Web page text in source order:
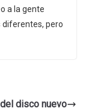
a la gente
diferentes, pero
disco nuevo